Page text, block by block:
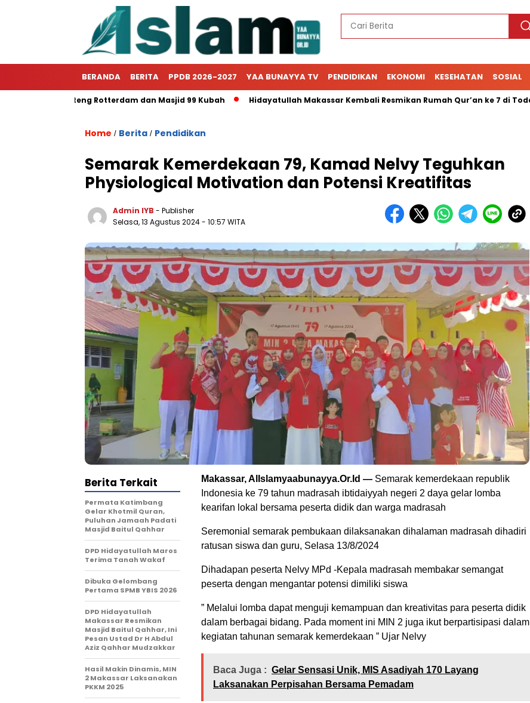
BERANDA BERITA PPDB 2026-2027 YAA BUNAYYA TV PENDIDIKAN EKONOMI KESEHATAN SOSIAL
Benteng Rotterdam dan Masjid 99 Kubah Hidayatullah Makassar Kembali Resmikan Rumah Qur’an ke 7 di Toddopuli
Home / Berita / Pendidikan
Semarak Kemerdekaan 79, Kamad Nelvy Teguhkan
Physiological Motivation dan Potensi Kreatifitas
Admin IYB - Publisher
Selasa, 13 Agustus 2024 - 10:57 WITA
Makassar, AlIslamyaabunayya.Or.Id — Semarak kemerdekaan republik
Indonesia ke 79 tahun madrasah ibtidaiyyah negeri 2 daya gelar lomba
kearifan lokal bersama peserta didik dan warga madrasah
Seremonial semarak pembukaan dilaksanakan dihalaman madrasah dihadiri
ratusan siswa dan guru, Selasa 13/8/2024
Dihadapan peserta Nelvy MPd -Kepala madrasah membakar semangat
peserta dengan mengantar potensi dimiliki siswa
” Melalui lomba dapat menguji kemampuan dan kreativitas para peserta didik
dalam berbagai bidang. Pada moment ini MIN 2 juga ikut berpartisipasi dalam
kegiatan tahunan semarak kemerdekaan ” Ujar Nelvy
Baca Juga : Gelar Sensasi Unik, MIS Asadiyah 170 Layang
Laksanakan Perpisahan Bersama Pemadam
Berita Terkait
Permata Katimbang
Gelar Khotmil Quran,
Puluhan Jamaah Padati
Masjid Baitul Qahhar
DPD Hidayatullah Maros
Terima Tanah Wakaf
Dibuka Gelombang
Pertama SPMB YBIS 2026
DPD Hidayatullah
Makassar Resmikan
Masjid Baitul Qahhar, Ini
Pesan Ustad Dr H Abdul
Aziz Qahhar Mudzakkar
Hasil Makin Dinamis, MIN
2 Makassar Laksanakan
PKKM 2025